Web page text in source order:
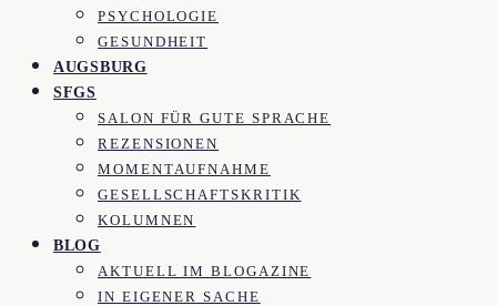
PSYCHOLOGIE
GESUNDHEIT
AUGSBURG
SFGS
SALON FÜR GUTE SPRACHE
REZENSIONEN
MOMENTAUFNAHME
GESELLSCHAFTSKRITIK
KOLUMNEN
BLOG
AKTUELL IM BLOGAZINE
IN EIGENER SACHE